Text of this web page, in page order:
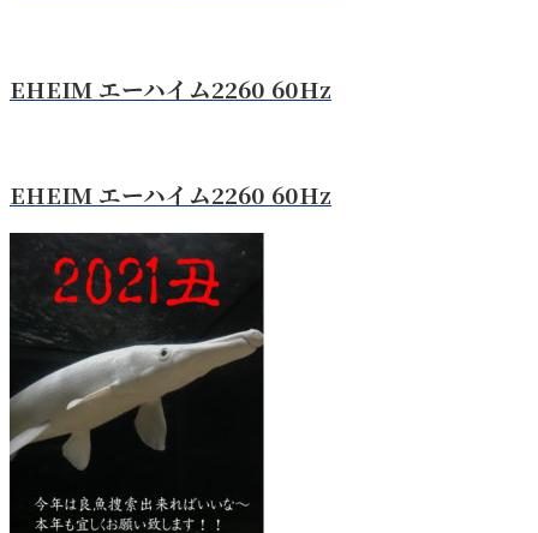
EHEIM エーハイム2260 60Hz
EHEIM エーハイム2260 60Hz